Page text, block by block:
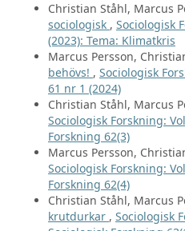
Christian Ståhl, Marcus
sociologisk , Sociologisk
(2023): Tema: Klimatkris
Marcus Persson,
behövs! , Sociologisk
61 nr 1 (2024)
Christian Ståhl, Marcus
Sociologisk Forskning:
Forskning 62(3)
Marcus Persson,
Sociologisk Forskning:
Forskning 62(4)
Christian Ståhl, Marcus
krutdurkar , Sociologisk